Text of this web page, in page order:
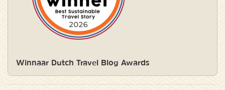
Winnaar Dutch Travel Blog Awards